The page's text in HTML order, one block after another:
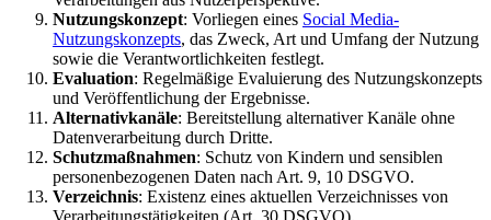
Nutzungskonzept: Vorliegen eines Social Media-
Nutzungskonzepts, das Zweck, Art und Umfang der Nutzung
sowie die Verantwortlichkeiten festlegt.
Evaluation: Regelmäßige Evaluierung des Nutzungskonzepts
und Veröffentlichung der Ergebnisse.
Alternativkanäle: Bereitstellung alternativer Kanäle ohne
Datenverarbeitung durch Dritte.
Schutzmaßnahmen: Schutz von Kindern und sensiblen
personenbezogenen Daten nach Art. 9, 10 DSGVO.
Verzeichnis: Existenz eines aktuellen Verzeichnisses von
Verarbeitungstätigkeiten (Art. 30 DSGVO).